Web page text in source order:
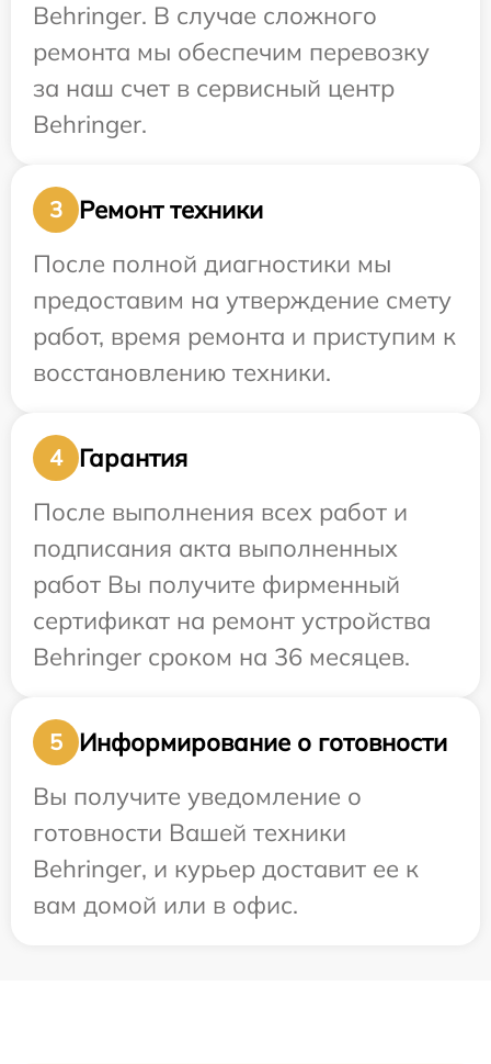
Behringer. В случае сложного
ремонта мы обеспечим перевозку
за наш счет в сервисный центр
Behringer.
3
Ремонт техники
После полной диагностики мы
предоставим на утверждение смету
работ, время ремонта и приступим к
восстановлению техники.
4
Гарантия
После выполнения всех работ и
подписания акта выполненных
работ Вы получите фирменный
сертификат на ремонт устройства
Behringer сроком на 36 месяцев.
5
Информирование о готовности
Вы получите уведомление о
готовности Вашей техники
Behringer, и курьер доставит ее к
вам домой или в офис.